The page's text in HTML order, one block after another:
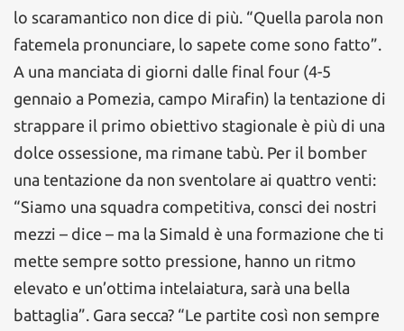
lo scaramantico non dice di più. “Quella parola non
fatemela pronunciare, lo sapete come sono fatto”.
A una manciata di giorni dalle final four (4-5
gennaio a Pomezia, campo Mirafin) la tentazione di
strappare il primo obiettivo stagionale è più di una
dolce ossessione, ma rimane tabù. Per il bomber
una tentazione da non sventolare ai quattro venti:
“Siamo una squadra competitiva, consci dei nostri
mezzi – dice – ma la Simald è una formazione che ti
mette sempre sotto pressione, hanno un ritmo
elevato e un’ottima intelaiatura, sarà una bella
battaglia”. Gara secca? “Le partite così non sempre